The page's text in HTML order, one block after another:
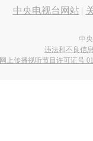
中央电视台网站 |
中
违法和不良信
网上传播视听节目许可证号